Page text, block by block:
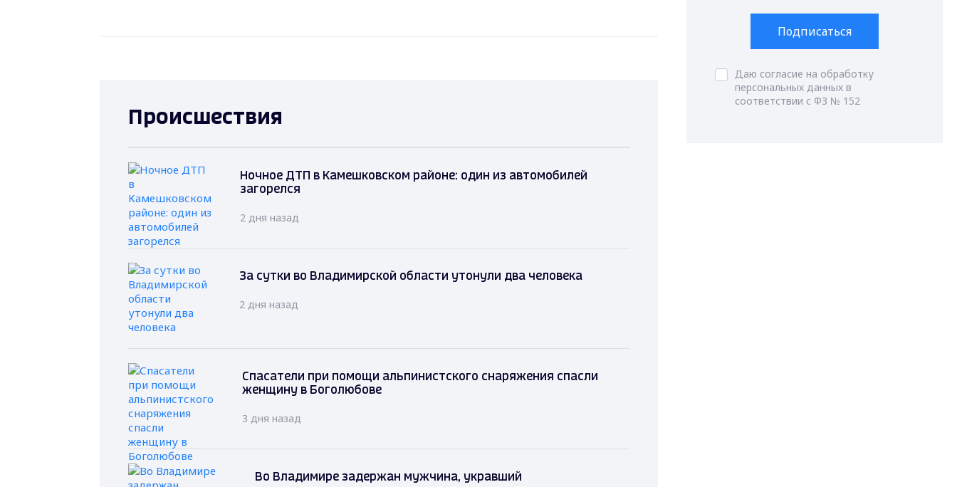
Происшествия
Ночное ДТП в Камешковском районе: один из автомобилей
загорелся
2 дня назад
За сутки во Владимирской области утонули два человека
2 дня назад
Спасатели при помощи альпинистского снаряжения спасли
женщину в Боголюбове
3 дня назад
Во Владимире задержан мужчина, укравший
Подписаться
Даю согласие на обработку
персональных данных в
соответствии с ФЗ № 152